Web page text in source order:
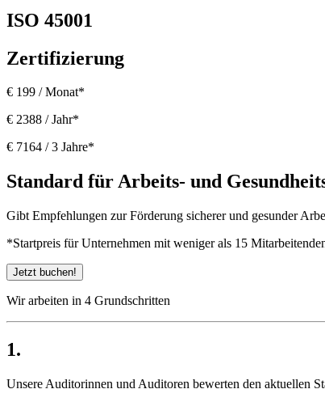
ISO 45001
Zertifizierung
€ 199 / Monat*
€ 2388 / Jahr*
€ 7164 / 3 Jahre*
Standard für Arbeits- und
Gibt Empfehlungen zur Förderung sicherer und gesunder
*Startpreis für Unternehmen mit weniger als 15
Jetzt buchen!
Wir arbeiten in 4 Grundschritten
1.
Unsere Auditorinnen und Auditoren bewerten den aktuellen